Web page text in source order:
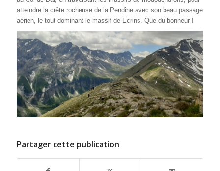
atteindre la crête rocheuse de la Pendine avec son beau passage
aérien, le tout dominant le massif de Ecrins. Que du bonheur !
Partager cette publication